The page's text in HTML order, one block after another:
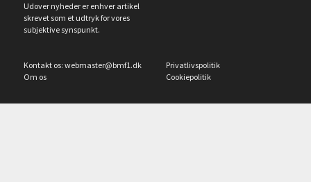
Udover nyheder er enhver artikel
skrevet som et udtryk for vores
subjektive synspunkt.
Kontakt os: webmaster@bmf1.dk
Om os
Privatlivspolitik
Cookiepolitik